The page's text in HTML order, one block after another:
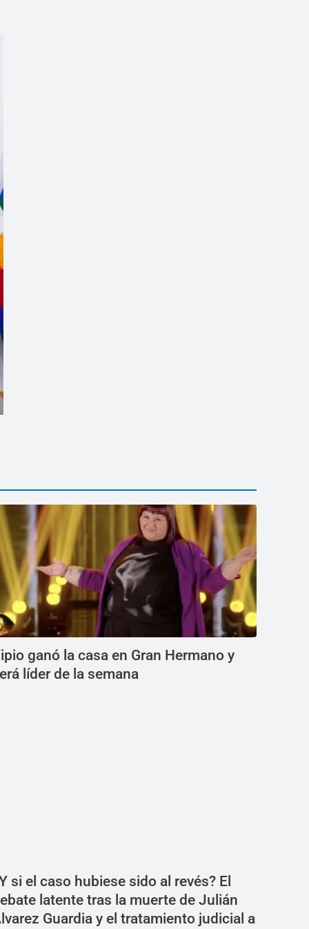
ganó la casa en Gran Hermano y
líder de la semana
si el caso hubiese sido al revés? El
latente tras la muerte de Julián
Guardia y el tratamiento judicial a